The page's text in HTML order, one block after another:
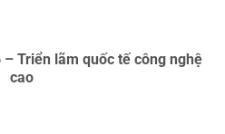
– Triển lãm quốc tế công nghệ
cao